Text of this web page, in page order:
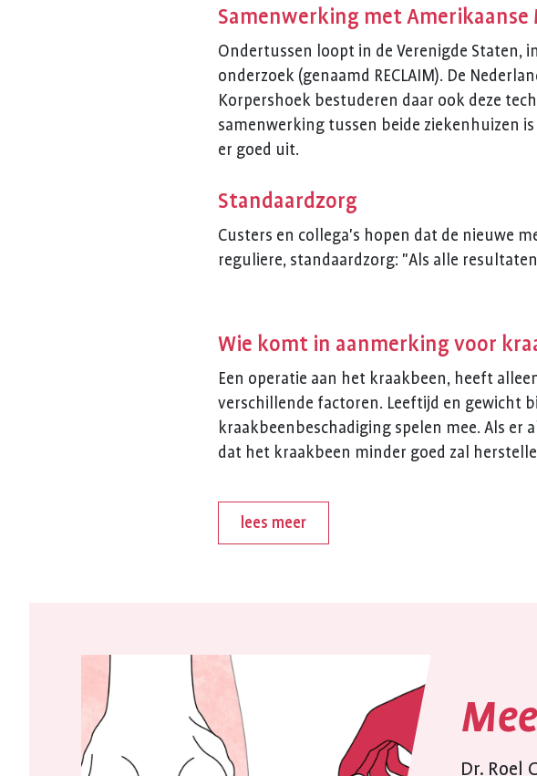
Samenwerking met Amerikaanse
Ondertussen loopt in de Verenigde Staten,
onderzoek (genaamd RECLAIM). De
Korpershoek bestuderen daar ook deze
samenwerking tussen beide ziekenhuizen
er goed uit.
Standaardzorg
Custers en collega's hopen dat de nieuwe
reguliere, standaardzorg: "Als alle
Wie komt in aanmerking voor
Een operatie aan het kraakbeen, heeft
verschillende factoren. Leeftijd en gewicht
kraakbeenbeschadiging spelen mee. Als er
dat het kraakbeen minder goed zal
lees meer
Dr. Roel